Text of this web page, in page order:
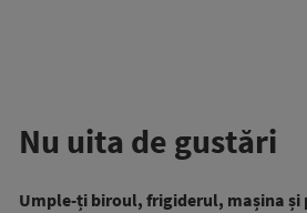
Nu uita de gustări
Umple-ți biroul, frigiderul, mașina și